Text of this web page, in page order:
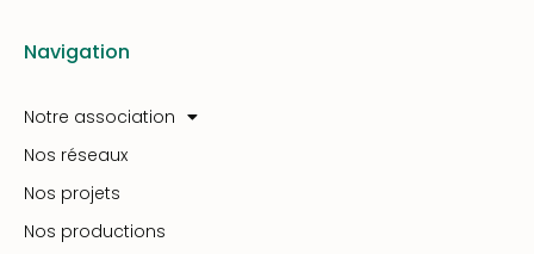
Navigation
Notre association
Nos réseaux
Nos projets
Nos productions